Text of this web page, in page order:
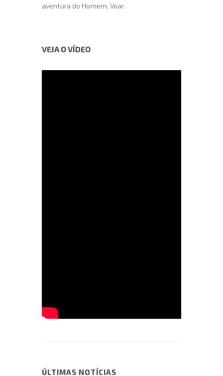
aventura do Homem, Voar.
VEJA O VÍDEO
ÚLTIMAS NOTÍCIAS